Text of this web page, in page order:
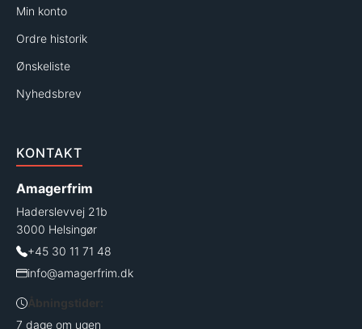
Min konto
Ordre historik
Ønskeliste
Nyhedsbrev
KONTAKT
Amagerfrim
Haderslevvej 21b
3000 Helsingør
+45 30 11 71 48
info@amagerfrim.dk
Åbningstider:
7 dage om ugen